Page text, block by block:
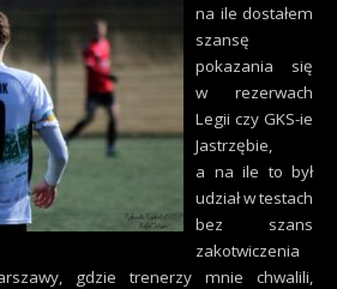
na ile dostałem
szansę
pokazania się
w rezerwach
Legii czy GKS-ie
Jastrzębie,
a na ile to był
udział w testach
bez szans
zakotwiczenia
gdzie trenerzy mnie chwalili,